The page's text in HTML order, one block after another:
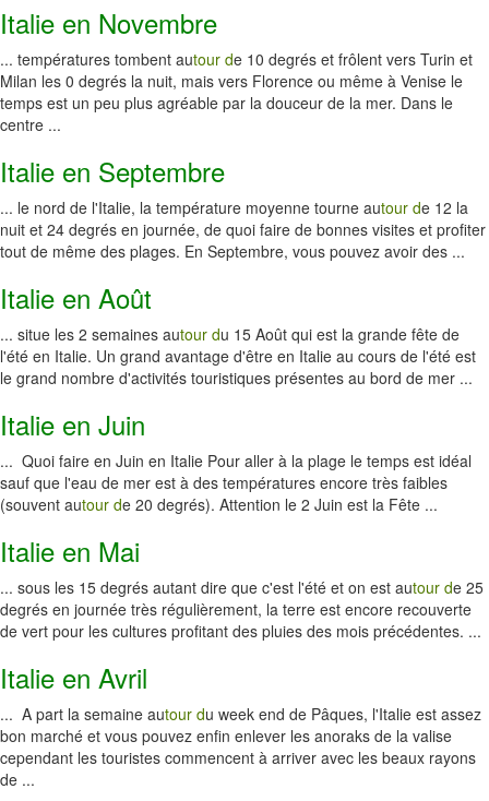
Italie en Novembre
... températures tombent autour de 10 degrés et frôlent vers Turin et
Milan les 0 degrés la nuit, mais vers Florence ou même à Venise le
temps est un peu plus agréable par la douceur de la mer. Dans le
centre ...
Italie en Septembre
... le nord de l'Italie, la température moyenne tourne autour de 12 la
nuit et 24 degrés en journée, de quoi faire de bonnes visites et profiter
tout de même des plages. En Septembre, vous pouvez avoir des ...
Italie en Août
... situe les 2 semaines autour du 15 Août qui est la grande fête de
l'été en Italie. Un grand avantage d'être en Italie au cours de l'été est
le grand nombre d'activités touristiques présentes au bord de mer ...
Italie en Juin
... Quoi faire en Juin en Italie Pour aller à la plage le temps est idéal
sauf que l'eau de mer est à des températures encore très faibles
(souvent autour de 20 degrés). Attention le 2 Juin est la Fête ...
Italie en Mai
... sous les 15 degrés autant dire que c'est l'été et on est autour de 25
degrés en journée très régulièrement, la terre est encore recouverte
de vert pour les cultures profitant des pluies des mois précédentes. ...
Italie en Avril
... A part la semaine autour du week end de Pâques, l'Italie est assez
bon marché et vous pouvez enfin enlever les anoraks de la valise
cependant les touristes commencent à arriver avec les beaux rayons
de ...